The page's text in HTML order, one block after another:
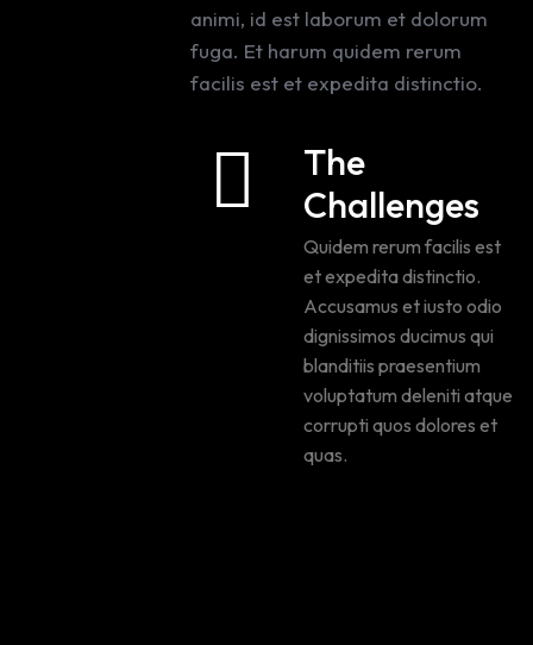
animi, id est laborum et dolorum
fuga. Et harum quidem rerum
facilis est et expedita distinctio.
The
Challenges
Quidem rerum facilis est
et expedita distinctio.
Accusamus et iusto odio
dignissimos ducimus qui
blanditiis praesentium
voluptatum deleniti atque
corrupti quos dolores et
quas.